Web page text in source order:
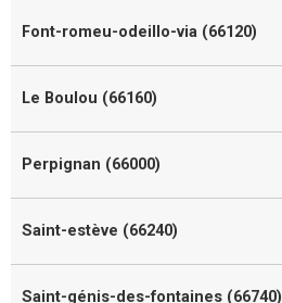
Font-romeu-odeillo-via (66120)
Le Boulou (66160)
Perpignan (66000)
Saint-estève (66240)
Saint-génis-des-fontaines (66740)